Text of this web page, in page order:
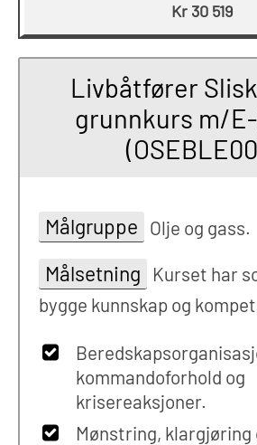
Kr 30 519
Livbåtfører
grunnkurs m/
Målgruppe Olje og gass.
Målsetning
Kurset har
bygge kunnskap og
kommandoforhold og
krisereaksjoner.
Mønstring, klargjøring